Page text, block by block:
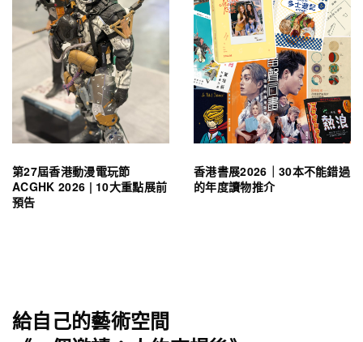
第27屆香港動漫電玩節
ACGHK 2026 | 10大重點展前
預告
香港書展2026｜30本不能錯過
的年度讀物推介
給自己的藝術空間